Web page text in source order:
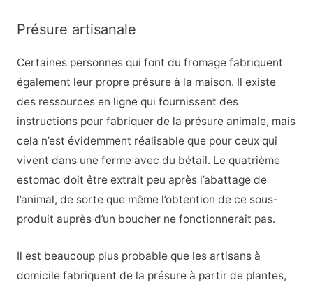
Présure artisanale
Certaines personnes qui font du fromage fabriquent
également leur propre présure à la maison. Il existe
des ressources en ligne qui fournissent des
instructions pour fabriquer de la présure animale, mais
cela n’est évidemment réalisable que pour ceux qui
vivent dans une ferme avec du bétail. Le quatrième
estomac doit être extrait peu après l’abattage de
l’animal, de sorte que même l’obtention de ce sous-
produit auprès d’un boucher ne fonctionnerait pas.
Il est beaucoup plus probable que les artisans à
domicile fabriquent de la présure à partir de plantes,